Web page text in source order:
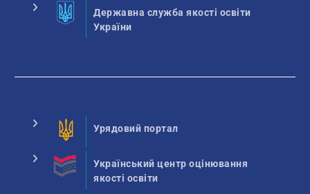
Державна служба якості освіти
України
Урядовий портал
Український центр оцінювання
якості освіти